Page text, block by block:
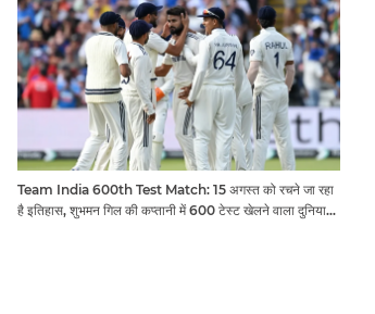
Team India 600th Test Match: 15 अगस्त को रचने जा रहा
है इतिहास, शुभमन गिल की कप्तानी में 600 टेस्ट खेलने वाला दुनिया